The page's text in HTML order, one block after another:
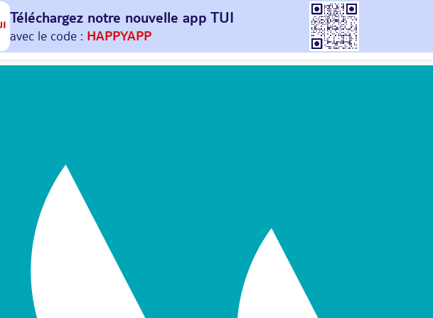
Téléchargez notre nouvelle app TUI
Et profitez de 30€ offerts*sur votreprochain
avec le code : HAPPYAPP